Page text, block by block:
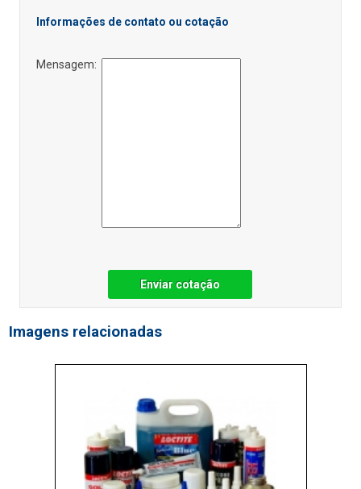
Informações de contato ou cotação
Mensagem:
Enviar cotação
Imagens relacionadas